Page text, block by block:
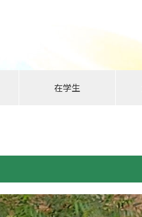
在学生